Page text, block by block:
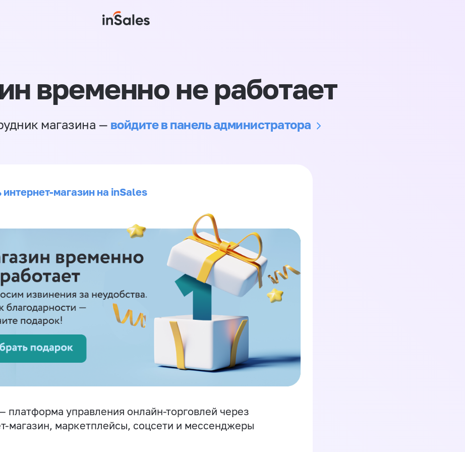
временно не работает
магазина — войдите в панель администратора
интернет-магазин на inSales
платформа управления онлайн-торговлей через
магазин, маркетплейсы, соцсети и мессенджеры